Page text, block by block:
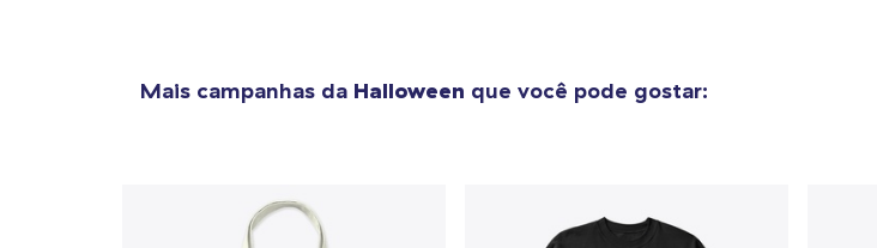
Mais campanhas da Halloween que você pode gostar:
Heavy Tee